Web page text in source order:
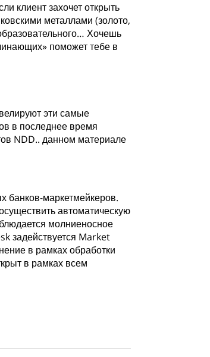
клиент захочет открыть
металлами (золото,
Хочешь
поможет тебе в
эти самые
в последнее время
NDD.. данном материале
банков-маркетмейкеров.
автоматическую
молниеносное
задействуется Market
в рамках обработки
в рамках всем